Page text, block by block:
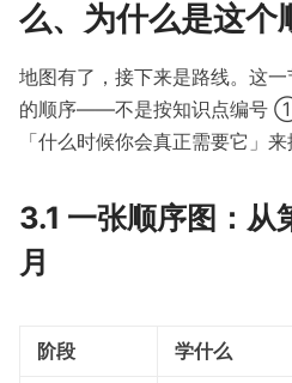
么、为什么是这个
地图有了，接下来是路线。这
的顺序——不是按知识点编号
「什么时候你会真正需要它」来
3.1 一张顺序图：从
月
阶段 学什么